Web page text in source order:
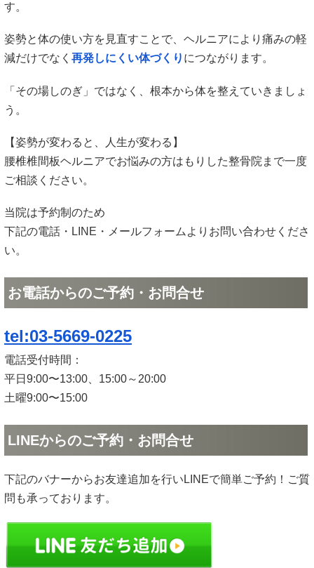
す。
姿勢と体の使い方を見直すことで、ヘルニアにより 痛みの軽
減だけでなく 再発しにくい体づくり につながります。
「その場しのぎ」ではなく、根本から体を整えていきましょ
う。
【姿勢が変わると、人生が変わる】
腰椎椎間板ヘルニアでお悩みの方はもりした整骨院まで一度
ご相談ください。
当院は予約制のため
下記の電話・LINE・メールフォームよりお問い合わせくださ
い。
お電話からのご予約・お問合せ
tel:03-5669-0225
電話受付時間：
平日9:00〜13:00、15:00～20:00
土曜9:00〜15:00
LINEからのご予約・お問合せ
下記のバナーからお友達追加を行いLINEで簡単ご予約！ご質
問も承っております。